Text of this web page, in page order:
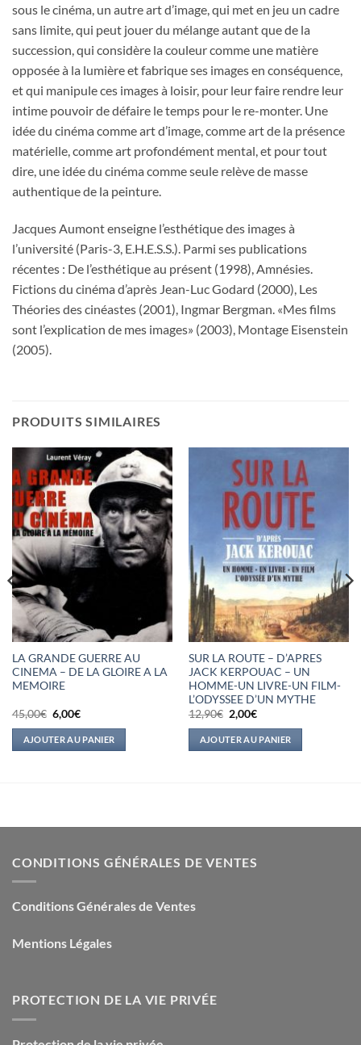
sous le cinéma, un autre art d’image, qui met en jeu un cadre
sans limite, qui peut jouer du mélange autant que de la
succession, qui considère la couleur comme une matière
opposée à la lumière et fabrique ses images en conséquence,
et qui manipule ces images à loisir, pour leur faire rendre leur
intime pouvoir de défaire le temps pour le re-monter. Une
idée du cinéma comme art d’image, comme art de la présence
matérielle, comme art profondément mental, et pour tout
dire, une idée du cinéma comme seule relève de masse
authentique de la peinture.
Jacques Aumont enseigne l’esthétique des images à
l’université (Paris-3, E.H.E.S.S.). Parmi ses publications
récentes : De l’esthétique au présent (1998), Amnésies.
Fictions du cinéma d’après Jean-Luc Godard (2000), Les
Théories des cinéastes (2001), Ingmar Bergman. «Mes films
sont l’explication de mes images» (2003), Montage Eisenstein
(2005).
PRODUITS SIMILAIRES
LA GRANDE GUERRE AU
CINEMA – DE LA GLOIRE A LA
MEMOIRE
45,00€ Le
prix
initial
était :
45,00€.
6,00€Le
actuel
est :
6,00€.
AJOUTER AU PANIER
SUR LA ROUTE – D’APRES
JACK KERPOUAC – UN
HOMME-UN LIVRE-UN FILM-
L’ODYSSEE D’UN MYTHE
12,90€ Le
prix
initial
était :
12,90€.
2,00€Le
actuel
est :
2,00€.
AJOUTER AU PANIER
CONDITIONS GÉNÉRALES DE VENTES
Conditions Générales de Ventes
Mentions Légales
PROTECTION DE LA VIE PRIVÉE